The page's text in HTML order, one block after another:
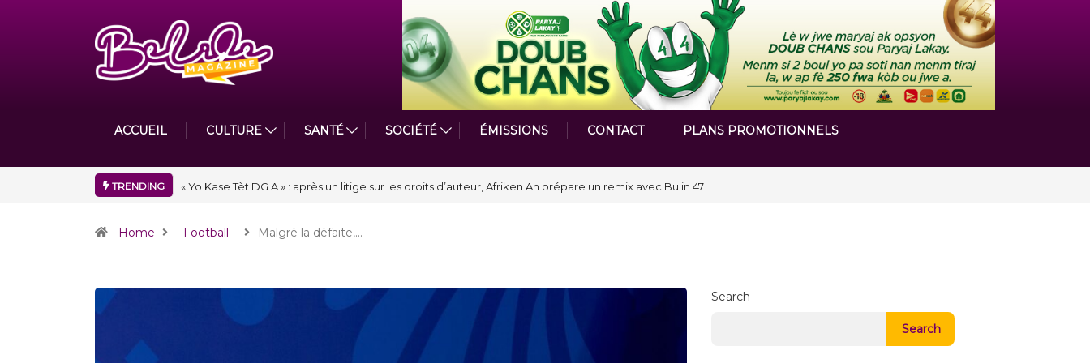
ACCUEIL CULTURE SANTÉ SOCIÉTÉ ÉMISSIONS CONTACT PLANS PROMOTIONNELS
TRENDING « Floraison » : la Division D de Toastmasters International en Haïti clôture une année et ouvre un nouveau chapitre de son histoire
Home Football Malgré la défaite,…
Search
Search